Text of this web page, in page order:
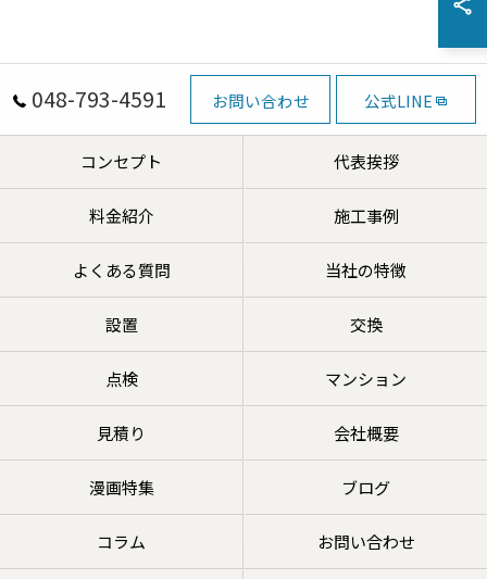
048-793-4591 お問い合わせ 公式LINE
コンセプト 代表挨拶
料金紹介 施工事例
よくある質問 当社の特徴
設置 交換
点検 マンション
見積り 会社概要
漫画特集 ブログ
コラム お問い合わせ